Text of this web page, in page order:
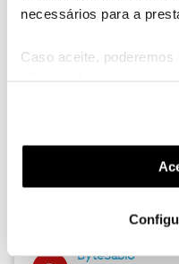
necessários para a
Caso aceite,
funcionalidades
funcionalidade) e
(cookies de publicidade
utilização dos cookies
Hall of
17 soluções
ByteSábio